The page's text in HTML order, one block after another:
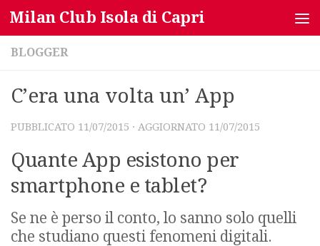
Salta al contenuto
Milan Club Isola di Capri
BLOGGER
C’era una volta un’ App
PUBBLICATO 11/07/2015 · AGGIORNATO 11/07/2015
Quante App esistono per
smartphone e tablet?
Se ne è perso il conto, lo sanno solo quelli
che studiano questi fenomeni digitali.